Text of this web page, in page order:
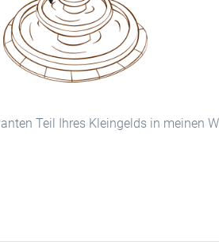
Teil Ihres Kleingelds in meinen